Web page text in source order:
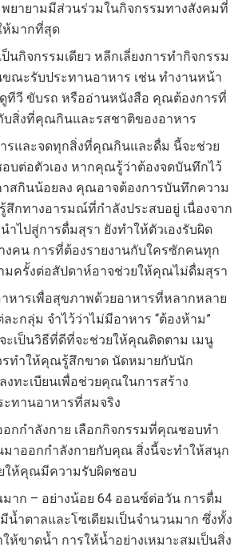
ยายามมีส่วนร่วมในกิจกรรมทางสังคมที่
ห้มากที่สุด
นกิจกรรมเดียว หลีกเลี่ยงการทำกิจกรรม
ขณะรับประทานอาหาร เช่น ทำงานหน้า
ทีวี ขับรถ หรืออ่านหนังสือ คุณต้องการที่
กับสิ่งที่คุณกินและรสชาติของอาหาร
รและจดทุกสิ่งที่คุณกินและดื่ม นี้จะช่วย
บต่อตัวเอง หากคุณรู้ว่าต้องจดบันทึกไว้
สกินน้อยลง คุณอาจต้องการบันทึกความ
สึกทางอารมณ์ที่กำลังประสบอยู่ เนื่องจาก
ำไปสู่การดื่มสุรา ยังทำให้ตัวเองรับผิด
งคน การที่ต้องรายงานกับใครซักคนทุก
มครั้งต่อสัปดาห์อาจช่วยให้คุณไม่ดื่มสุรา
าหารเพื่อสุขภาพด้วยอาหารที่หลากหลาย
ะกลุ่ม จำไว้ว่าไม่มีอาหาร “ต้องห้าม”
ะเป็นวิธีที่ดีที่จะช่วยให้คุณติดตาม เมนู
ทำให้คุณรู้สึกขาด นัดหมายกับนัก
ทะเบียนเพื่อช่วยคุณในการสร้าง
ะทานอาหารที่สมจริง
อกกำลังกาย เลือกกิจกรรมที่คุณชอบทำ
มาออกกำลังกายกับคุณ สิ่งนี้จะทำให้สนุก
ให้คุณมีความรับผิดชอบ
าก – อย่างน้อย 64 ออนซ์ต่อวัน การดื่ม
น้ำตาลและโซเดียมเป็นจำนวนมาก ซึ่งทั้ง
ห้ขาดน้ำ การให้น้ำอย่างเหมาะสมเป็นสิ่ง